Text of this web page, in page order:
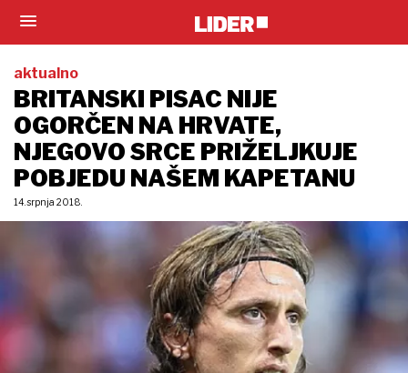
aktualno
BRITANSKI PISAC NIJE
OGORČEN NA HRVATE,
NJEGOVO SRCE PRIŽELJKUJE
POBJEDU NAŠEM KAPETANU
14. srpnja 2018.